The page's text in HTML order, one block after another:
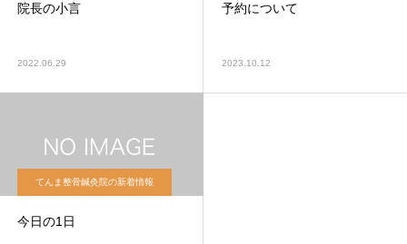
院長の小言
2022.06.29
予約について
2023.10.12
てんま整骨鍼灸院の新着情報
今日の1日